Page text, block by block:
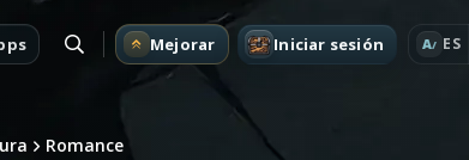
Mejorar Iniciar sesión A ES
Romance